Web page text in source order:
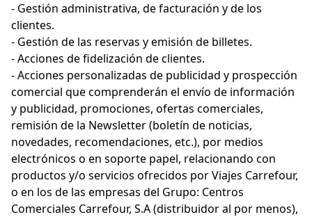
- Gestión administrativa, de facturación y de los
clientes.
- Gestión de las reservas y emisión de billetes.
- Acciones de fidelización de clientes.
- Acciones personalizadas de publicidad y prospección
comercial que comprenderán el envío de información
y publicidad, promociones, ofertas comerciales,
remisión de la Newsletter (boletín de noticias,
novedades, recomendaciones, etc.), por medios
electrónicos o en soporte papel, relacionando con
productos y/o servicios ofrecidos por Viajes Carrefour,
o en los de las empresas del Grupo: Centros
Comerciales Carrefour, S.A (distribuidor al por menos),